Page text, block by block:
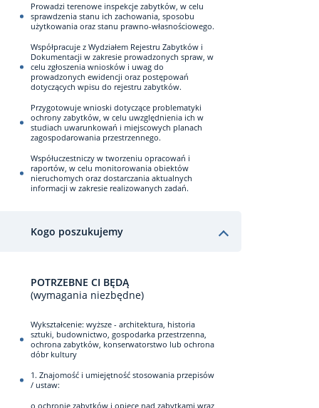
Prowadzi terenowe inspekcje zabytków, w celu
sprawdzenia stanu ich zachowania, sposobu
użytkowania oraz stanu prawno-własnościowego.
Współpracuje z Wydziałem Rejestru Zabytków i
Dokumentacji w zakresie prowadzonych spraw, w
celu zgłoszenia wniosków i uwag do
prowadzonych ewidencji oraz postępowań
dotyczących wpisu do rejestru zabytków.
Przygotowuje wnioski dotyczące problematyki
ochrony zabytków, w celu uwzględnienia ich w
studiach uwarunkowań i miejscowych planach
zagospodarowania przestrzennego.
Współuczestniczy w tworzeniu opracowań i
raportów, w celu monitorowania obiektów
nieruchomych oraz dostarczania aktualnych
informacji w zakresie realizowanych zadań.
Kogo poszukujemy
POTRZEBNE CI BĘDĄ
(wymagania niezbędne)
Wykształcenie: wyższe - architektura, historia
sztuki, budownictwo, gospodarka przestrzenna,
ochrona zabytków, konserwatorstwo lub ochrona
dóbr kultury
1. Znajomość i umiejętność stosowania przepisów
/ ustaw:
o ochronie zabytków i opiece nad zabytkami wraz